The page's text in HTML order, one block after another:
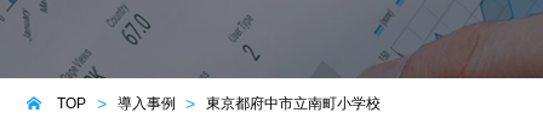
TOP 導入事例 東京都府中市⽴南町⼩学校